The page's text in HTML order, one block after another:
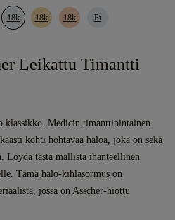
18k 18k 18k Pt
Leikattu Timantti
klassikko. Medicin timanttipintainen
kohti hohtavaa haloa, joka on sekä
Löydä tästä mallista ihanteellinen
Tämä halo-kihlasormus on
jossa on Asscher-hiottu